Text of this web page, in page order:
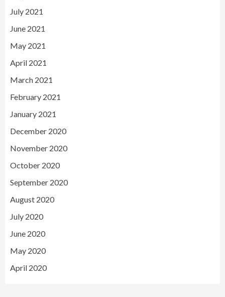
July 2021
June 2021
May 2021
April 2021
March 2021
February 2021
January 2021
December 2020
November 2020
October 2020
September 2020
August 2020
July 2020
June 2020
May 2020
April 2020